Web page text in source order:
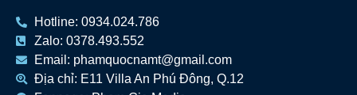
Hotline: 0934.024.786
Zalo: 0378.493.552
Email: phamquocnamt@gmail.com
Địa chỉ: E11 Villa An Phú Đông, Q.12